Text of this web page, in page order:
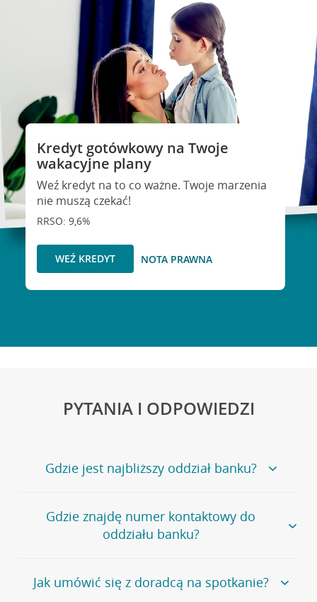
Kredyt gotówkowy na Twoje
wakacyjne plany
Weź kredyt na to co ważne. Twoje marzenia
nie muszą czekać!
RRSO: 9,6%
WEŹ KREDYT NOTA PRAWNA
PYTANIA I ODPOWIEDZI
Gdzie jest najbliższy oddział banku?
Jeśli szukasz oddziału naszego banku, zapraszamy na
stronęPlacówki i bankomaty, na której znajduje się
wygodna wyszukiwarka.
oddziałów
Gdzie znajdę numer kontaktowy do
oddziału banku?
Bank Credit Agricole nie udostępnia ogólnego numeru
telefonu do placówki bankowej.
Jak umówić się z doradcą na spotkanie?